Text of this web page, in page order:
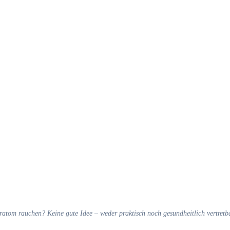
rauchen? Keine gute Idee – weder praktisch noch gesundheitlich